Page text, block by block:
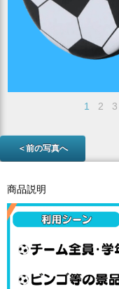
1 2 3
＜前の写真へ
商品説明